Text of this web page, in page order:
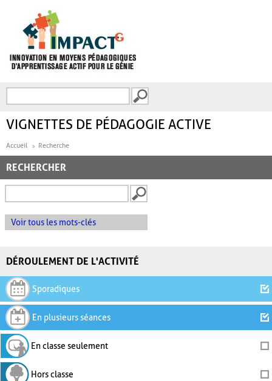
FORMULAIRE DE
VIGNETTES DE PÉDAGOGIE ACTIVE
Accueil Recherche
RECHERCHER
Voir tous les mots-clés
DÉROULEMENT DE L'ACTIVITÉ
Sporadiques
En plusieurs séances
En classe seulement
Hors classe